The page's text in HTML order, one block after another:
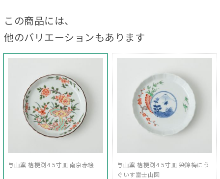
この商品には、
他のバリエーションもあります
与山窯 桔梗渕4.5寸皿 南京赤絵
与山窯 桔梗渕4.5寸皿 染錦梅にう
ぐいす富士山図